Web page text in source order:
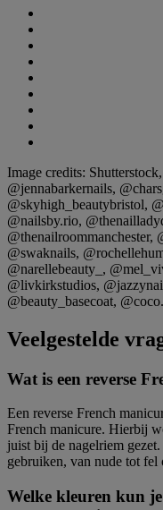
Image credits:
@jennabarkernails,
@skyhigh_beautybristol,
@nailsby.rio,
@thenailroommanchester,
@swaknails,
@narellebeauty_,
@livkirkstudios,
@beauty_basecoat,
Veelgestelde
Wat is een reverse
Een reverse French
French manicure. Hierbij
juist bij de nagelriem
gebruiken, van nude tot fel
Welke kleuren kun